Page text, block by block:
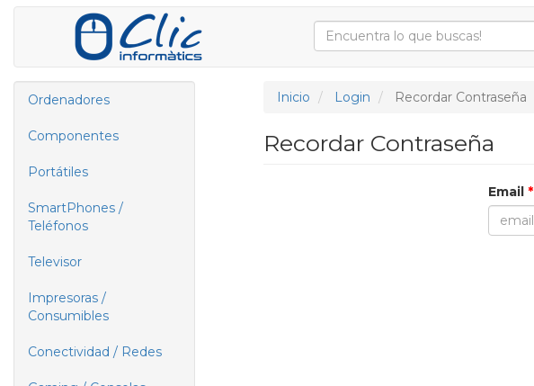
Ordenadores
Componentes
Portátiles
SmartPhones /
Teléfonos
Televisor
Impresoras /
Consumibles
Conectividad / Redes
Inicio Login Recordar Contraseña
Recordar Contraseña
Email *